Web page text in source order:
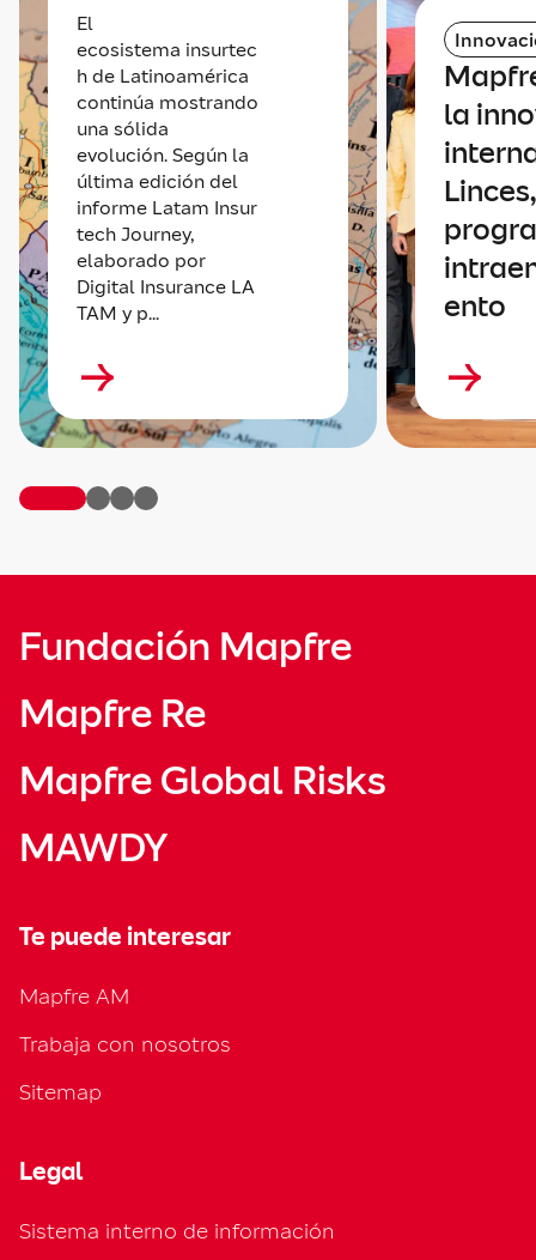
El
ecosistema insurtec
h de Latinoamérica
continúa mostrando
una sólida
evolución. Según la
última edición del
informe Latam Insur
tech Journey,
elaborado por
Digital Insurance LA
TAM y p...
la
ento
Fundación Mapfre
Mapfre Re
Mapfre Global Risks
MAWDY
Te puede interesar
Mapfre AM
Trabaja con nosotros
Sitemap
Legal
Sistema interno de información